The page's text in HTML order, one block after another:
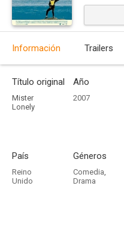
Información Trailers
Título original
Mister
Lonely
Año
2007
País
Reino
Unido
Géneros
Comedia,
Drama